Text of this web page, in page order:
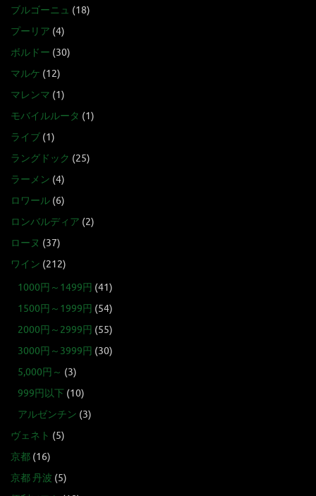
ブルゴーニュ (18)
プーリア (4)
ボルドー (30)
マルケ (12)
マレンマ (1)
モバイルルータ (1)
ライブ (1)
ラングドック (25)
ラーメン (4)
ロワール (6)
ロンバルディア (2)
ローヌ (37)
ワイン (212)
1000円～1499円 (41)
1500円～1999円 (54)
2000円～2999円 (55)
3000円～3999円 (30)
5,000円～ (3)
999円以下 (10)
アルゼンチン (3)
ヴェネト (5)
京都 (16)
京都 丹波 (5)